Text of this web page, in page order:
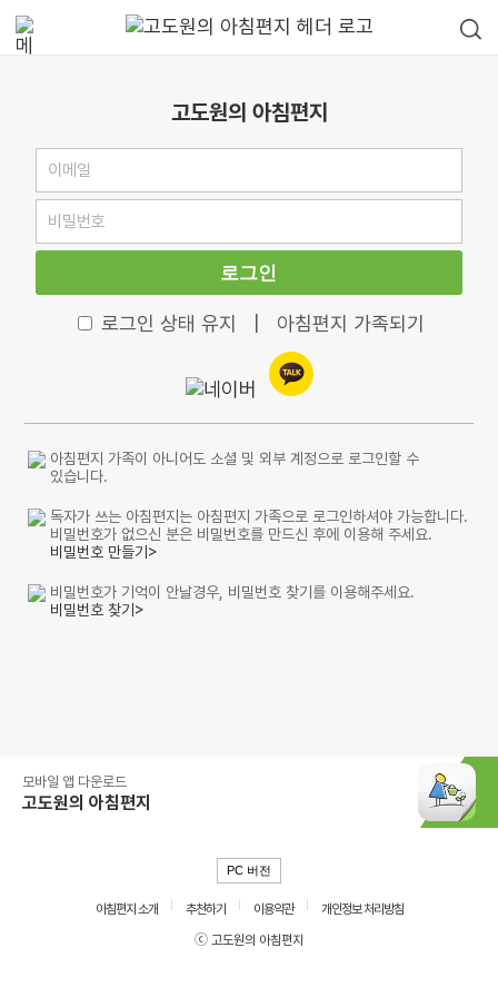
고도원의 아침편지
로그인
로그인 상태 유지 아침편지 가족되기
아침편지 가족이 아니어도 소셜 및 외부 계정으로 로그인할 수
있습니다.
독자가 쓰는 아침편지는 아침편지 가족으로 로그인하셔야 가능합니다.
비밀번호가 없으신 분은 비밀번호를 만드신 후에 이용해 주세요.
비밀번호 만들기>
비밀번호가 기억이 안날경우, 비밀번호 찾기를 이용해주세요.
비밀번호 찾기>
모바일 앱 다운로드
고도원의 아침편지
PC 버전
아침편지 소개 추천하기 이용약관
개인정보 처리방침
ⓒ 고도원의 아침편지